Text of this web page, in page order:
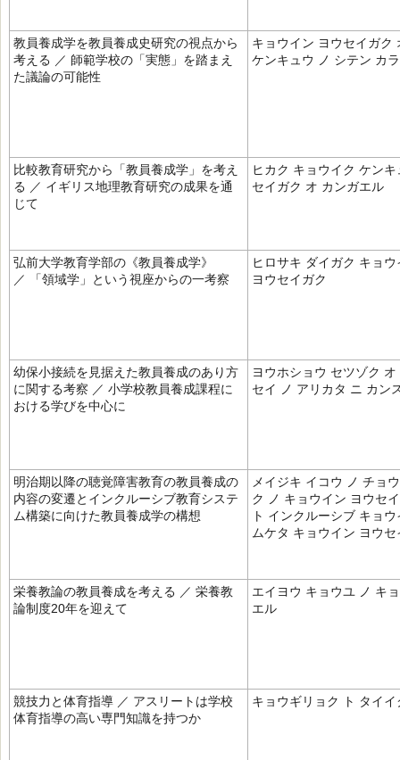
教員養成学を教員養成史研究の視点から
考える ／ 師範学校の「実態」を踏まえ
た議論の可能性
キョウイン ヨウセイガク
ケンキュウ ノ シテン カ
比較教育研究から「教員養成学」を考え
る ／ イギリス地理教育研究の成果を通
じて
ヒカク キョウイク ケン
セイガク オ カンガエル
弘前大学教育学部の《教員養成学》
／ 「領域学」という視座からの一考察
ヒロサキ ダイガク キョ
ヨウセイガク
幼保小接続を見据えた教員養成のあり方
に関する考察 ／ 小学校教員養成課程に
おける学びを中心に
ヨウホショウ セツゾク
セイ ノ アリカタ ニ カン
明治期以降の聴覚障害教育の教員養成の
内容の変遷とインクルーシブ教育システ
ム構築に向けた教員養成学の構想
メイジキ イコウ ノ チョ
ク ノ キョウイン ヨウセ
ト インクルーシブ キョ
ムケタ キョウイン ヨウ
栄養教論の教員養成を考える ／ 栄養教
論制度20年を迎えて
エイヨウ キョウユ ノ キ
エル
競技力と体育指導 ／ アスリートは学校
体育指導の高い専門知識を持つか
キョウギリョク ト タイイ